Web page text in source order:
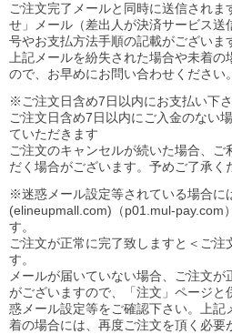
ご注文完了メールと同時に送信されま
せ」メール（差出人が決済サービス送
号やお支払方法手順の記載がございま
上記メールを紛失された場合や未着
ので、お早めにお問い合わせください。
※ご注文日含め7日以内にお支払い下さ
ご注文日含め7日以内にご入金のない
ていただきます
ご注文のキャンセルが続いた場合、ご
だく場合がございます。予めご了承く
※迷惑メール設定等されている場合に
(elineupmall.com)（p01.mul-pay.com
す。
ご注文が正常に完了致しますと＜ご注
す。
メールが届いていない場合、ご注文
がございますので、「注文」ページと
惑メール設定等をご確認下さい。
上
着の場合には、再度ご注文を頂く必要